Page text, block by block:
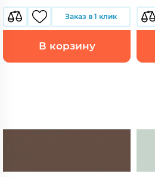
Заказ в 1 клик
В корзину